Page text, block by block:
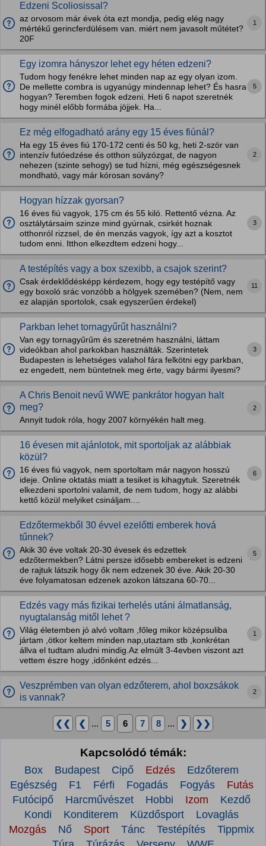
Edzeni Scoliosissal?
az orvosom már évek óta ezt mondja, pedig elég nagy
mértékű gerincferdülésem van. miért nem javasolt műtétet?
20F
1
Egy izomra hányszor lehet egy héten edzeni?
Tudom hogy fenékre lehet minden nap az egy olyan izom.
De mellette combra is ugyanúgy mindennap lehet? És hasra
hogyan? Teremben fogok edzeni. Heti 6 napot szeretnék
hogy minél előbb formába jöjjek. Ha...
5
Ez még elfogadható arány egy 15 éves fiúnál?
Ha egy 15 éves fiú 170-172 centi és 50 kg, heti 2-ször van
intenzív futóedzése és otthon súlyzózgat, de nagyon
nehezen (szinte sehogy) se tud hízni, még egészségesnek
mondható, vagy már kórosan sovány?
2
Hogyan hízzak gyorsan?
16 éves fiú vagyok, 175 cm és 55 kiló. Rettentő vézna. Az
osztálytársaim szinze mind gyúrnak, csirkét hoznak
otthonról rizzsel, de én menzás vagyok, így azt a kosztot
tudom enni. Itthon elkezdtem edzeni hogy...
3
A testépítés vagy a box szexibb, a csajok szerint?
Csak érdeklődésképp kérdezem, hogy egy testépítő vagy
egy boxoló srác vonzóbb a hölgyek szemében? (Nem, nem
ez alapján sportolok, csak egyszerűen érdekel)
11
Parkban lehet tornagyűrűt használni?
Van egy tornagyűrűm és szeretném használni, láttam
videókban ahol parkokban használták. Szerintetek
Budapesten is lehetséges valahol fára felkötni egy parkban,
ez engedett, nem büntetnek meg érte, vagy bármi ilyesmi?
3
A Chris Benoit nevű WWE pankrátor hogyan halt
meg?
Annyit tudok róla, hogy 2007 környékén halt meg.
2
16 évesen mit ajánlotok, mit sportoljak az alábbiak
közül?
16 éves fiú vagyok, nem sportoltam már nagyon hosszú
ideje. Online oktatás miatt a tesiket is kihagytuk. Szeretnék
elkezdeni sportolni valamit, de nem tudom, hogy az alábbi
kettő közül melyiket csináljam....
6
Edzőtermekből 30 évvel ezelőtti emberek hová
tűnnek?
Akik 30 éve voltak 20-30 évesek és edzettek
edzőtermekben? Látni persze idősebb embereket is edzeni
de rajtuk látszik hogy ők nem edzenek 30 éve. Akik 20-30
éve folyamatosan edzenek azokon látszana 60-70...
5
Edzés vagy más fizikai terhelés utáni álmatlanság,
nyugtalanság mitől lehet ?
Világ életemben jó alvó voltam ,főleg mikor középsuliba
jártam ,ötkor keltem minden nap,utaztam stb ,konkrétan
állva el tudtam aludni mindig.Az elmúlt 3-4evben viszont azt
vettem észre hogy ,időnként edzés...
1
Veszprémben van olyan edzőterem, ahol boxzsákok
is vannak?
2
❮❮ ❮ ... 5 6 7 8 ... ❯ ❯❯
Kapcsolódó témák:
Box Budapest Cipő Edzés
Edzőterem
Egészség
F1 Férfi Fogadás Fogyás
Futás
Futócipő
Harcművészet Hobbi Izom
Kezdő
Kondi
Konditerem Küzdősport
Lovaglás
Mozgás
Nő Sport Tánc Testépítés
Tippmix